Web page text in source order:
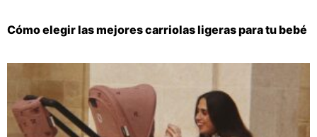
Cómo elegir las mejores carriolas ligeras para tu bebé